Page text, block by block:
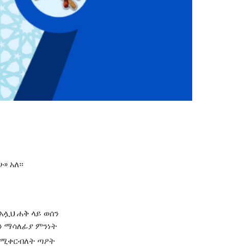
አለ፡፡
ሐቅ ላይ ወሰን
ማሳለፊያ ምንነት
ጣዖት